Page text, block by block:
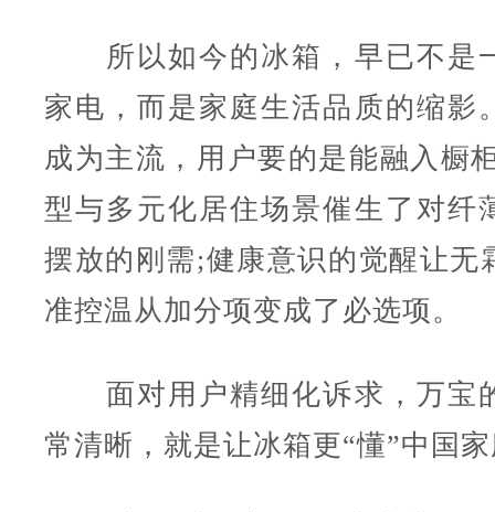
所以如今的冰箱，早已不是
家电，而是家庭生活品质的缩影
成为主流，用户要的是能融入橱
型与多元化居住场景催生了对纤
摆放的刚需;健康意识的觉醒让无
准控温从加分项变成了必选项。
面对用户精细化诉求，万宝
常清晰，就是让冰箱更“懂”中国